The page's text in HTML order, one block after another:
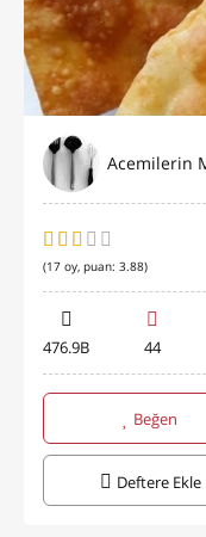
Acemilerin
(17 oy, puan: 3.88)
476.9B 44
Beğen
Deftere Ekle